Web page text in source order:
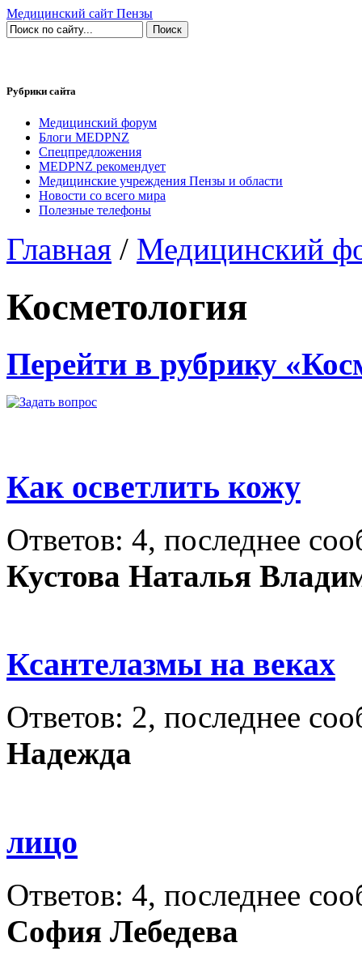
Медицинский сайт Пензы
Рубрики сайта
Медицинский форум
Блоги MEDPNZ
Спецпредложения
MEDPNZ рекомендует
Медицинские учреждения Пензы и области
Новости со всего мира
Полезные телефоны
Главная / Медицинский
Косметология
Перейти в рубрику
Как осветлить кожу
Ответов: 4, последнее
Кустова Наталья
Ксантелазмы на веках
Ответов: 2, последнее
Надежда
лицо
Ответов: 4, последнее
София Лебедева